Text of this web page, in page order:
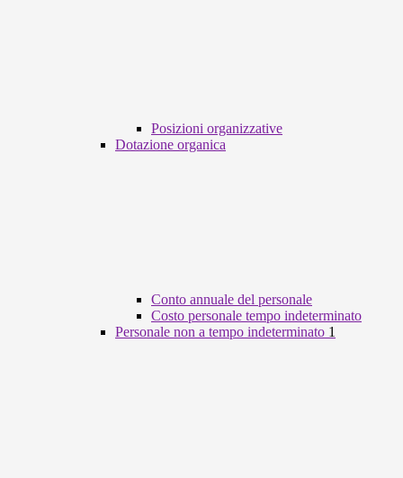
Posizioni organizzative
Dotazione organica
Conto annuale del personale
Costo personale tempo indeterminato
Personale non a tempo indeterminato 1